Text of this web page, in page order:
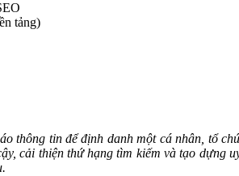
tảng)
thông tin để định danh một cá nhân, tổ
cải thiện thứ hạng tìm kiếm và tạo dựng